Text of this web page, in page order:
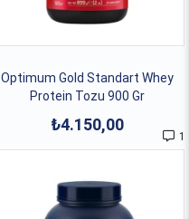
Optimum Gold Standart Whey
Protein Tozu 900 Gr
1
₺4.150,00